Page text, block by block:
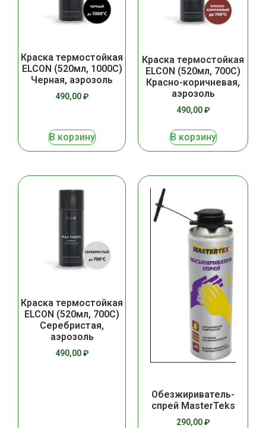
Краска термостойкая
ELCON (520мл, 1000С)
Черная, аэрозоль
490,00₽
В корзину
Краска термостойкая
ELCON (520мл, 700С)
Красно-коричневая,
аэрозоль
490,00₽
В корзину
Краска термостойкая
ELCON (520мл, 700С)
Серебристая,
аэрозоль
490,00₽
Обезжириватель-
спрей MasterTeks
290,00₽